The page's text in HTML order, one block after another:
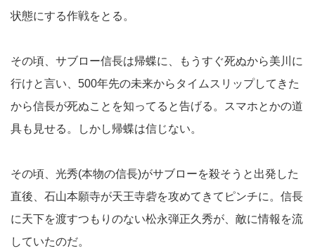
状態にする作戦をとる。
その頃、サブロー信長は帰蝶に、もうすぐ死ぬから美川に
行けと言い、500年先の未来からタイムスリップしてきた
から信長が死ぬことを知ってると告げる。スマホとかの道
具も見せる。しかし帰蝶は信じない。
その頃、光秀(本物の信長)がサブローを殺そうと出発した
直後、石山本願寺が天王寺砦を攻めてきてピンチに。信長
に天下を渡すつもりのない松永弾正久秀が、敵に情報を流
していたのだ。